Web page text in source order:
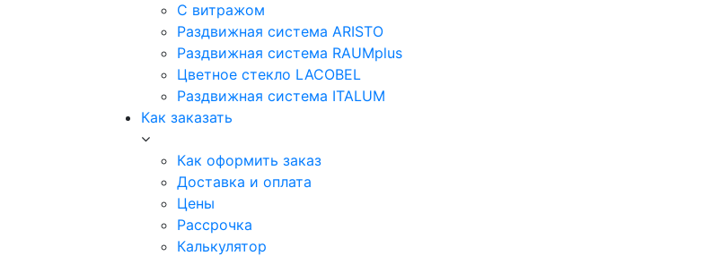
C витражом
Раздвижная система ARISTO
Раздвижная система RAUMplus
Цветное стекло LACOBEL
Раздвижная система ITALUM
Как заказать
Как оформить заказ
Доставка и оплата
Цены
Рассрочка
Калькулятор